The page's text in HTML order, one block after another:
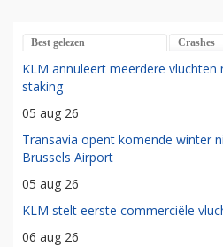
Best gelezen Crashes
KLM annuleert meerdere
staking
05 aug 26
Transavia opent komende winter
Brussels Airport
05 aug 26
KLM stelt eerste commerciële
06 aug 26